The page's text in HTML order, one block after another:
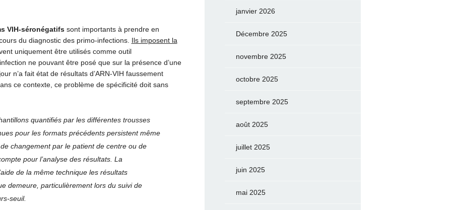
VIH-séronégatifssont importants à prendre en
du diagnostic des primo-infections. Ils imposent la
uniquement être utilisés comme outil
ne pouvant être posé que sur la présence d’une
n’a fait état de résultats d’ARN-VIH faussement
ce contexte, ce problème de spécificité doit sans
quantifiés par les différentes trousses
pour les formats précédents persistent même
changement par le patient de centre ou de
pour l’analyse des résultats. La
de la même technique les résultats
demeure, particulièrement lors du suivi de
seuil.
janvier 2026
Décembre 2025
novembre 2025
octobre 2025
septembre 2025
août 2025
juillet 2025
juin 2025
mai 2025